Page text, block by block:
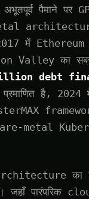
पैमाने पर
में
Valley का
debt
प्रमाणित है,
metal
architecture का
पारंपरिक